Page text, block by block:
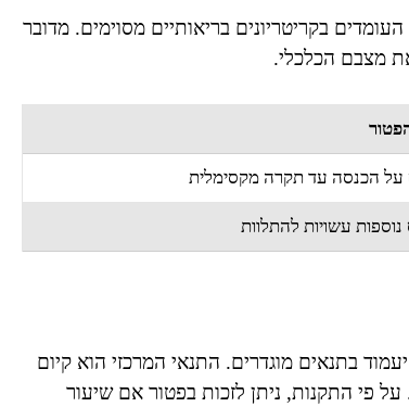
העומדים בקריטריונים בריאותיים מסוימים. מדובר
מצבם הכלכלי.
על הכנסה עד תקרה מקסימלית
עשויות להתלוות
לפי סעיף 37, נדרש שהמבקש יעמוד בתנאים מוגדרים. התנאי המרכזי הוא קיום
פי התקנות, ניתן לזכות בפטור אם שיעור